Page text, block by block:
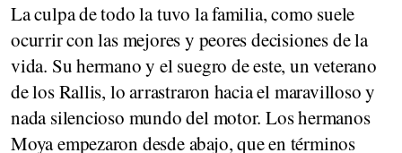
La culpa de todo la tuvo la familia, como suele
ocurrir con las mejores y peores decisiones de la
vida. Su hermano y el suegro de este, un veterano
de los Rallis, lo arrastraron hacia el maravilloso y
nada silencioso mundo del motor. Los hermanos
Moya empezaron desde abajo, que en términos